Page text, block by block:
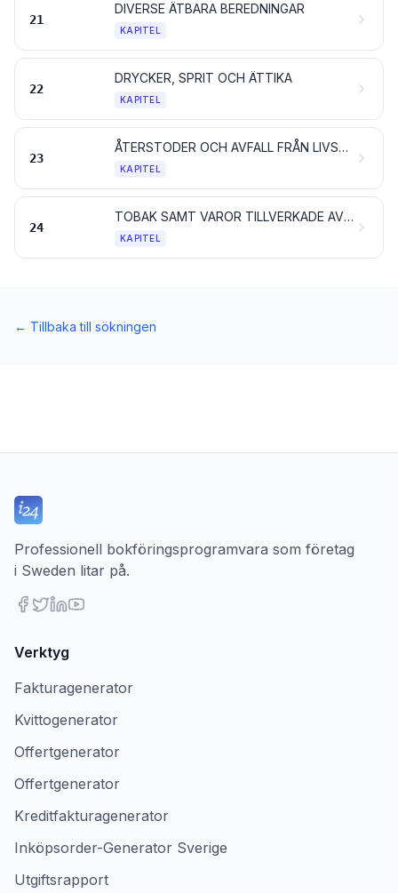
21
DIVERSE ÄTBARA BEREDNINGAR
KAPITEL
22
DRYCKER, SPRIT OCH ÄTTIKA
KAPITEL
23
ÅTERSTODER OCH AVFALL FRÅN LIVSMEDELSINDUSTRIN; BEREDDA FODERMEDEL
KAPITEL
24
TOBAK SAMT VAROR TILLVERKADE AV TOBAKSERSÄTTNING; PRODUKTER AVSEDDA FÖR INHALERING UTAN FÖRBRÄNNING, ÄVEN INNEHÅLLANDE NIKOTIN; ANDRA NIKOTINPRODUKTER AVSEDDA FÖR INTAG AV NIKOTIN IN I MÄNNISKOKROPPEN
KAPITEL
← Tillbaka till sökningen
Professionell bokföringsprogramvara som företag
i Sweden litar på.
Verktyg
Fakturagenerator
Kvittogenerator
Offertgenerator
Offertgenerator
Kreditfakturagenerator
Inköpsorder-Generator Sverige
Utgiftsrapport